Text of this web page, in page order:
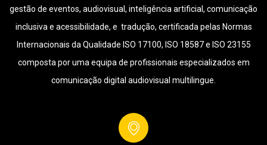
gestão de eventos, audiovisual, inteligência artificial, comunicação
inclusiva e acessibilidade, e tradução, certificada pelas Normas
Internacionais da Qualidade ISO 17100, ISO 18587 e ISO 23155
composta por uma equipa de profissionais especializados em
comunicação digital audiovisual multilingue.